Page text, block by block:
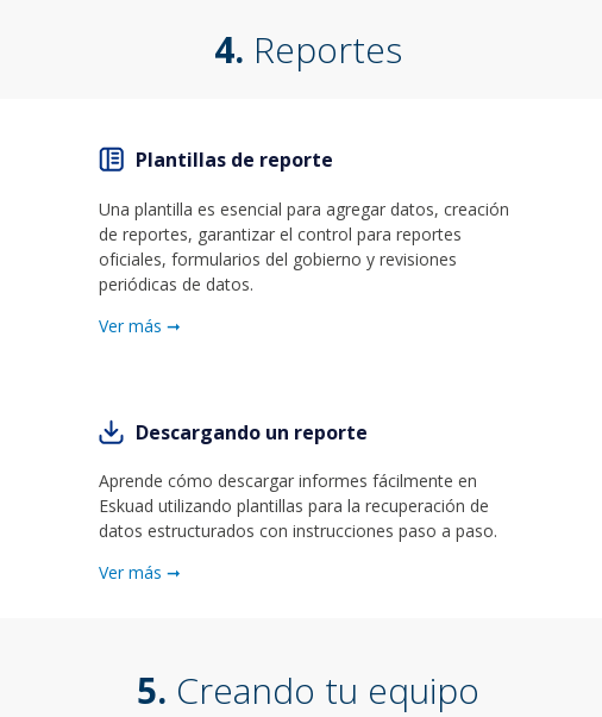
4. Reportes
Plantillas de reporte
Una plantilla es esencial para agregar datos, creación
de reportes, garantizar el control para reportes
oficiales, formularios del gobierno y revisiones
periódicas de datos.
Ver más ➞
Descargando un reporte
Aprende cómo descargar informes fácilmente en
Eskuad utilizando plantillas para la recuperación de
datos estructurados con instrucciones paso a paso.
Ver más ➞
5. Creando tu equipo